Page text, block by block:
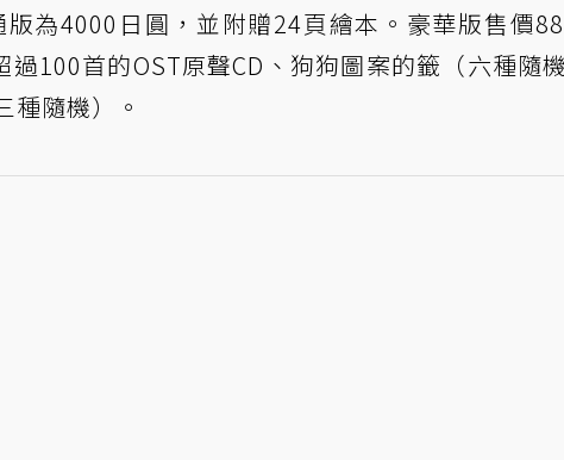
為4000日圓，並附贈24頁繪本。豪華版售價
100首的OST原聲CD、狗狗圖案的籤（六種隨
種隨機）。